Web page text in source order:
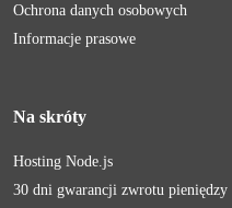
Ochrona danych osobowych
Informacje prasowe
Na skróty
Hosting Node.js
30 dni gwarancji zwrotu pieniędzy